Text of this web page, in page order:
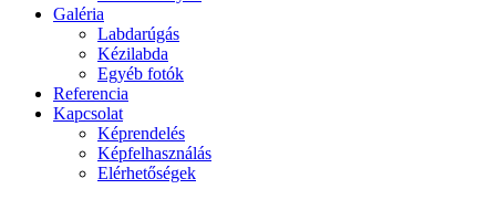
Galéria
Labdarúgás
Kézilabda
Egyéb fotók
Referencia
Kapcsolat
Képrendelés
Képfelhasználás
Elérhetőségek